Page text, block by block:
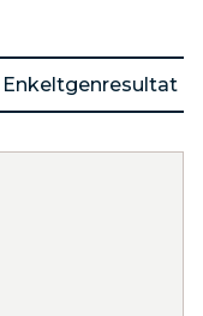
Enkeltgenresultat